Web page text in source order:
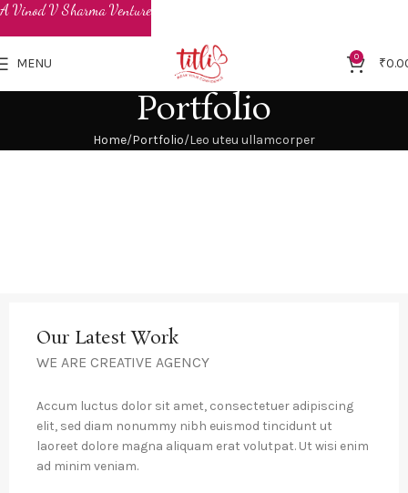
MENU 0 ₹
Portfolio
Home Portfolio Leo uteu ullamcorper
Our Latest Work
WE ARE CREATIVE AGENCY
Accum luctus dolor sit amet, consectetuer adipiscing
elit, sed diam nonummy nibh euismod tincidunt ut
laoreet dolore magna aliquam erat volutpat. Ut wisi enim
ad minim veniam.